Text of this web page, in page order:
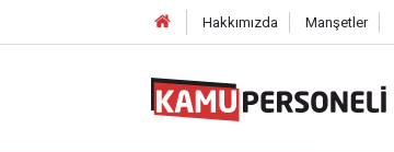
Hakkımızda Manşetler